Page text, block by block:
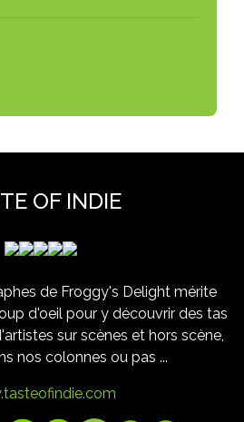
OF INDIE
de Froggy's Delight mérite
d'oeil pour y découvrir des tas
sur scènes et hors scène,
nos colonnes ou pas ...